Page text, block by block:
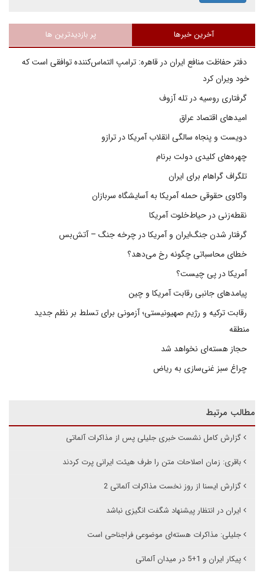
آخرین خبرها پر بازدیدترین ها
دفتر حفاظت منافع ایران در قاهره: ترامپ التماس‌کننده توافقی است که
خود ویران کرد
گرفتاری روسیه در تله آزوف
امیدهای اقتصاد عراق
دویست و پنجاه سالگی انقلاب آمریکا در ترازو
چهره‌های کلیدی دولت برنام
تلگراف گراهام برای ایران
واکاوی حقوقی حمله آمریکا به آسایشگاه سربازان
نقطه‌زنی در حیاط‌خلوت آمریکا
گرفتار شدن جنگ‌ایران و آمریکا در چرخه جنگ – آتش‌بس
خطای محاسباتی چگونه رخ می‌دهد؟
آمریکا در پی چیست؟
پیامدهای جانبی رقابت آمریکا و چین
رقابت ترکیه و رژیم صهیونیستی؛ آزمونی برای تسلط بر نظم جدید
منطقه
حجاز هسته‌ای نخواهد شد
چراغ سبز غنی‌سازی به ریاض
مطالب مرتبط
گزارش کامل نشست خبری جلیلی پس از مذاکرات آلماتی
باقری: زمان اصلاحات متن را طرف هیئت ایرانی پرت کردند
گزارش ایسنا از روز نخست مذاکرات آلماتی 2
ایران در انتظار پیشنهاد شگفت انگیزی نباشد
جلیلی:‌ مذاکرات هسته‌ای موضوعی فراجناحی است
پیکار ایران و 1+5 در میدان آلماتی